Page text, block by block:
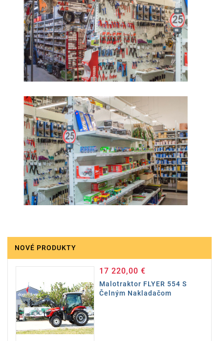
NOVÉ PRODUKTY
17 220,00 €Cena
Malotraktor FLYER 554 S
Čelným Nakladačom